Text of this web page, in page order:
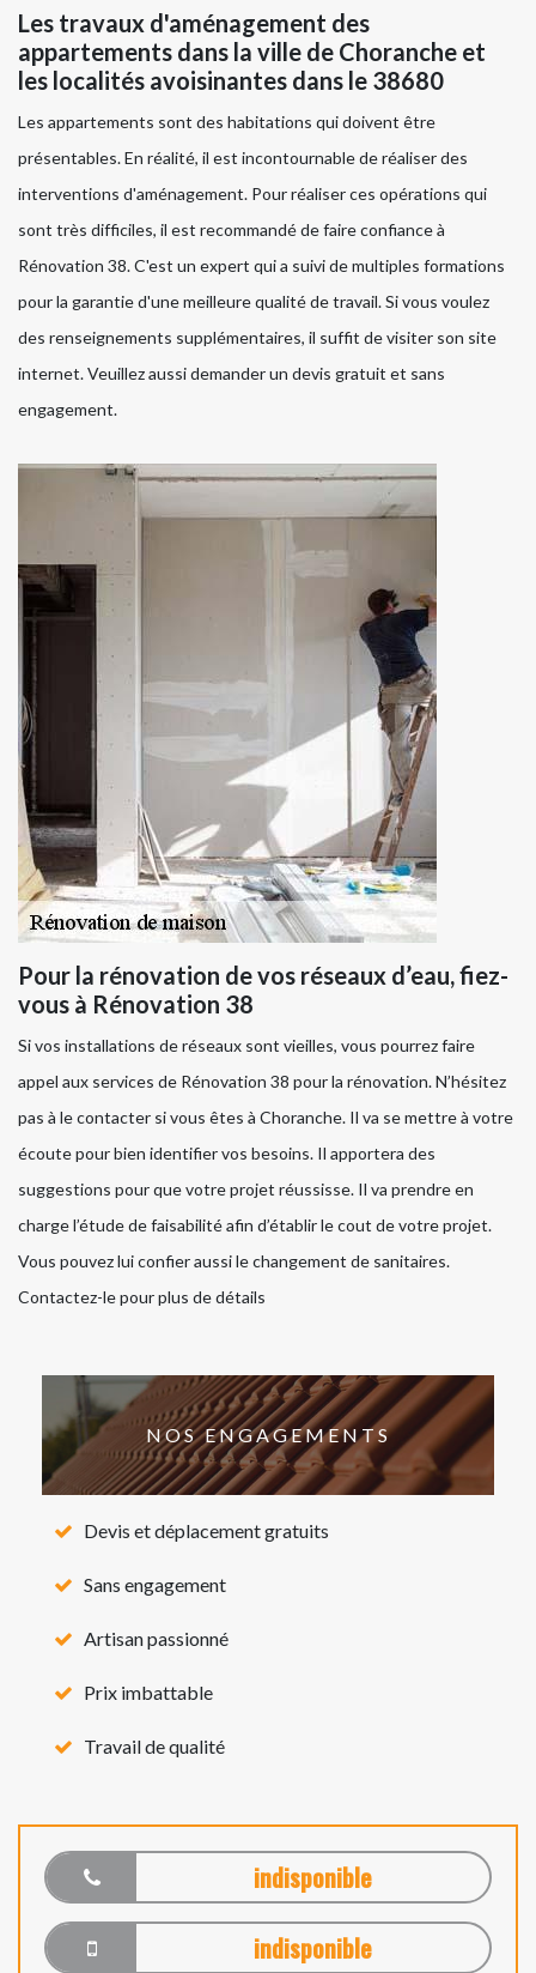
Les travaux d'aménagement des
appartements dans la ville de Choranche et
les localités avoisinantes dans le 38680
Les appartements sont des habitations qui doivent être
présentables. En réalité, il est incontournable de réaliser des
interventions d'aménagement. Pour réaliser ces opérations qui
sont très difficiles, il est recommandé de faire confiance à
Rénovation 38. C'est un expert qui a suivi de multiples formations
pour la garantie d'une meilleure qualité de travail. Si vous voulez
des renseignements supplémentaires, il suffit de visiter son site
internet. Veuillez aussi demander un devis gratuit et sans
engagement.
Pour la rénovation de vos réseaux d’eau, fiez-
vous à Rénovation 38
Si vos installations de réseaux sont vieilles, vous pourrez faire
appel aux services de Rénovation 38 pour la rénovation. N’hésitez
pas à le contacter si vous êtes à Choranche. Il va se mettre à votre
écoute pour bien identifier vos besoins. Il apportera des
suggestions pour que votre projet réussisse. Il va prendre en
charge l’étude de faisabilité afin d’établir le cout de votre projet.
Vous pouvez lui confier aussi le changement de sanitaires.
Contactez-le pour plus de détails
NOS ENGAGEMENTS
Devis et déplacement gratuits
Sans engagement
Artisan passionné
Prix imbattable
Travail de qualité
indisponible
indisponible